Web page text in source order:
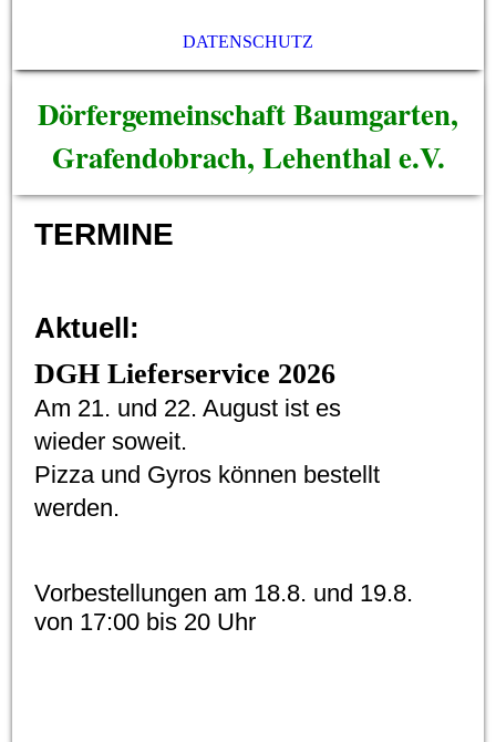
DATENSCHUTZ
Dörfergemeinschaft Baumgarten,
Grafendobrach, Lehenthal e.V.
TERMINE
Aktuell:
DGH Lieferservice 2026
Am 21. und 22. August ist es
wieder soweit.
Pizza und Gyros können bestellt
werden.
Vorbestellungen am 18.8. und 19.8.
von 17:00 bis 20 Uhr